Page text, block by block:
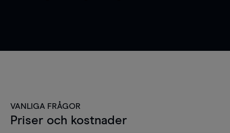
VANLIGA FRÅGOR
Priser och kostnader